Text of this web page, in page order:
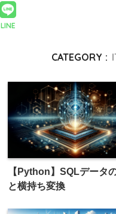
LINE
CATEGORY :
【Python】SQLデータ
と横持ち変換